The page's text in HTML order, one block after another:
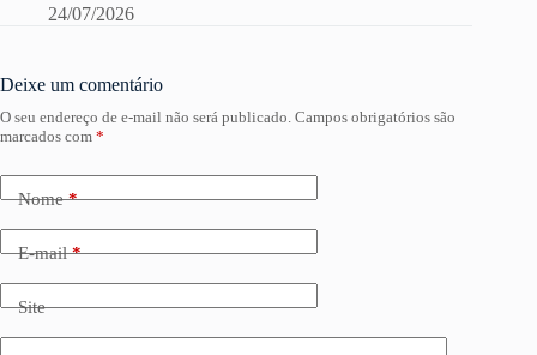
24/07/2026
Deixe um comentário
O seu endereço de e-mail não será publicado. Campos obrigatórios são
marcados com *
Nome*
E-mail*
Site